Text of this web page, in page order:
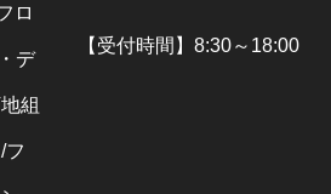
ロ
デ
組
フ
【受付時間】8:30～18:00